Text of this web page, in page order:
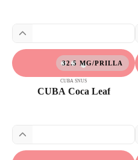
32.5 MG/PRILLA
CUBA SNUS
CUBA Coca Leaf